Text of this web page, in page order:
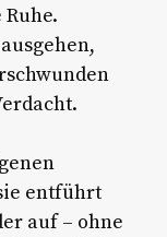
entführt
auf – ohne